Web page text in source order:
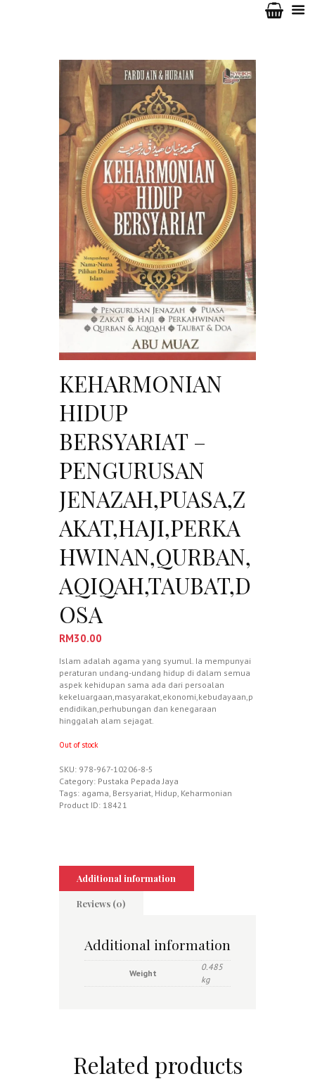
KEHARMONIAN
HIDUP
BERSYARIAT –
PENGURUSAN
JENAZAH,PUASA,Z
AKAT,HAJI,PERKA
HWINAN,QURBAN,
AQIQAH,TAUBAT,D
OSA
RM30.00
Islam adalah agama yang syumul. Ia mempunyai
peraturan undang-undang hidup di dalam semua
aspek kehidupan sama ada dari persoalan
kekeluargaan,masyarakat,ekonomi,kebudayaan,p
endidikan,perhubungan dan kenegaraan
hinggalah alam sejagat.
Out of stock
SKU: 978-967-10206-8-5
Category: Pustaka Pepada Jaya
Tags: agama Bersyariat Hidup Keharmonian
Product ID: 18421
Additional information
Reviews (0)
Additional information
Weight
0.485
kg
Related products